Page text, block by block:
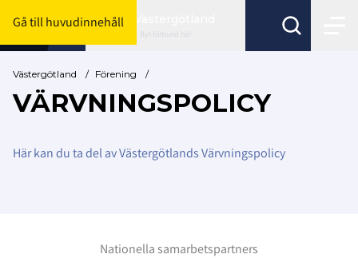
Gå till huvudinnehåll
Byt förbund här
Västergötland / Förening /
VÄRVNINGSPOLICY
Här kan du ta del av Västergötlands Värvningspolicy
Nationella samarbetspartners